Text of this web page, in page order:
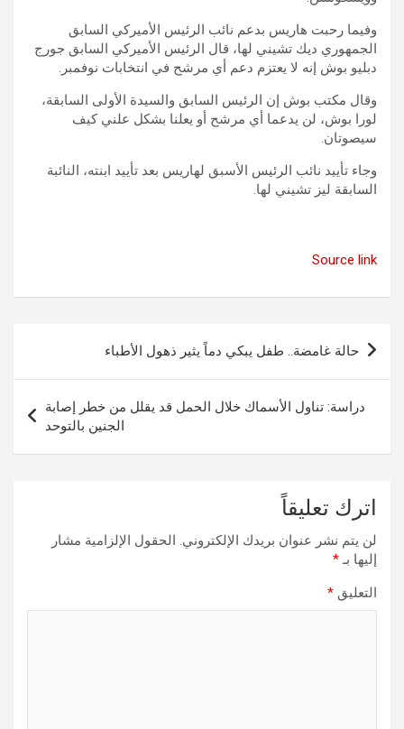
وفيما رحبت هاريس بدعم نائب الرئيس الأميركي السابق
الجمهوري ديك تشيني لها، قال الرئيس الأميركي السابق جورج
دبليو بوش إنه لا يعتزم دعم أي مرشح في انتخابات نوفمبر.
وقال مكتب بوش إن الرئيس السابق والسيدة الأولى السابقة،
لورا بوش، لن يدعما أي مرشح أو يعلنا بشكل علني كيف
سيصوتان.
وجاء تأييد نائب الرئيس الأسبق لهاريس بعد تأييد ابنته، النائبة
السابقة ليز تشيني لها.
Source link
تصفّح
حالة غامضة.. طفل يبكي دماً يثير ذهول الأطباء
دراسة: تناول الأسماك خلال الحمل قد يقلل من خطر إصابة
الجنين بالتوحد
اترك تعليقاً
لن يتم نشر عنوان بريدك الإلكتروني. الحقول الإلزامية مشار
إليها بـ*
التعليق *